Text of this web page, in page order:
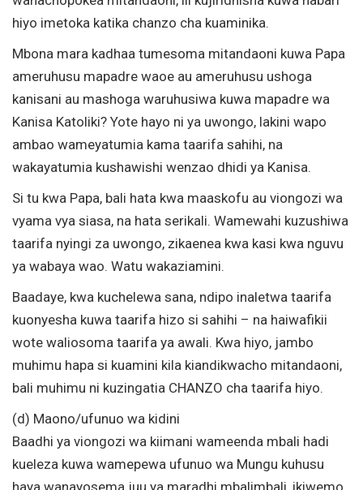
hiyo imetoka katika chanzo cha kuaminika.
Mbona mara kadhaa tumesoma mitandaoni kuwa Papa
ameruhusu mapadre waoe au ameruhusu ushoga
kanisani au mashoga waruhusiwa kuwa mapadre wa
Kanisa Katoliki? Yote hayo ni ya uwongo, lakini wapo
ambao wameyatumia kama taarifa sahihi, na
wakayatumia kushawishi wenzao dhidi ya Kanisa.
Si tu kwa Papa, bali hata kwa maaskofu au viongozi wa
vyama vya siasa, na hata serikali. Wamewahi kuzushiwa
taarifa nyingi za uwongo, zikaenea kwa kasi kwa nguvu
ya wabaya wao. Watu wakaziamini.
Baadaye, kwa kuchelewa sana, ndipo inaletwa taarifa
kuonyesha kuwa taarifa hizo si sahihi – na haiwafikii
wote waliosoma taarifa ya awali. Kwa hiyo, jambo
muhimu hapa si kuamini kila kiandikwacho mitandaoni,
bali muhimu ni kuzingatia CHANZO cha taarifa hiyo.
(d) Maono/ufunuo wa kidini
Baadhi ya viongozi wa kiimani wameenda mbali hadi
kueleza kuwa wamepewa ufunuo wa Mungu kuhusu
haya wanayosema juu ya maradhi mbalimbali, ikiwemo